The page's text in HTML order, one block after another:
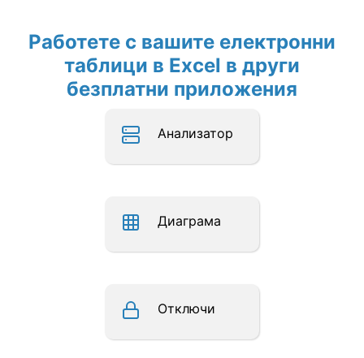
Работете с вашите електронни
таблици в Excel в други
безплатни приложения
Анализатор
Диаграма
Отключи